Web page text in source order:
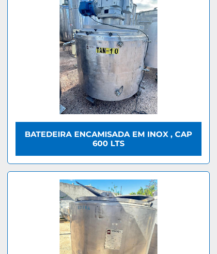
BATEDEIRA ENCAMISADA EM INOX , CAP
600 LTS